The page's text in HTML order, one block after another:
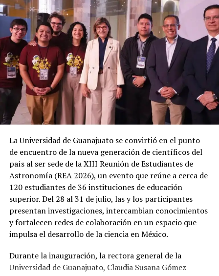
La Universidad de Guanajuato se convirtió en el punto
de encuentro de la nueva generación de científicos del
país al ser sede de la XIII Reunión de Estudiantes de
Astronomía (REA 2026), un evento que reúne a cerca de
120 estudiantes de 36 instituciones de educación
superior. Del 28 al 31 de julio, las y los participantes
presentan investigaciones, intercambian conocimientos
y fortalecen redes de colaboración en un espacio que
impulsa el desarrollo de la ciencia en México.
Durante la inauguración, la rectora general de la
Universidad de Guanajuato, Claudia Susana Gómez